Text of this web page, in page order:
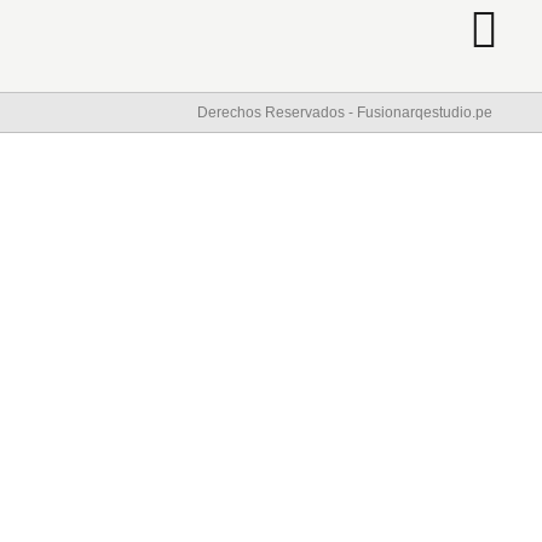
Derechos Reservados - Fusionarqestudio.pe